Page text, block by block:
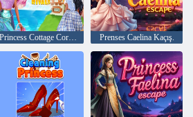
Princess Cottage Core vs Denizkızı Core Rakipleri Prenses Caelina Kaçış.